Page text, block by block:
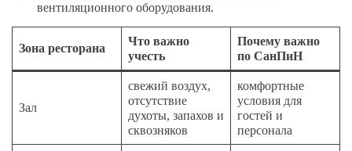
вентиляционного оборудования.
Зона ресторана
Что важно
учесть
Почему важно
по СанПиН
Зал
свежий воздух,
отсутствие
духоты, запахов и
сквозняков
комфортные
условия для
гостей и
персонала